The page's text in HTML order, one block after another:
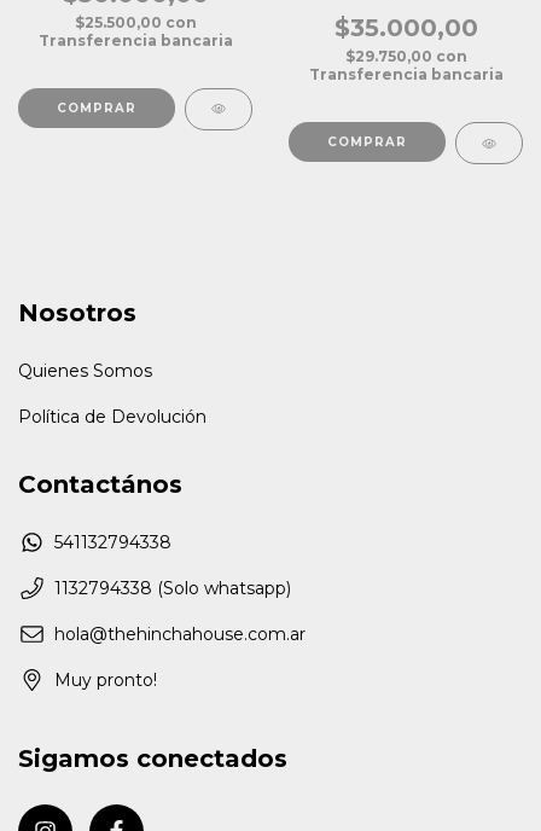
$25.500,00 con
Transferencia bancaria
$35.000,00
$29.750,00 con
Transferencia bancaria
Nosotros
Quienes Somos
Política de Devolución
Contactános
541132794338
1132794338 (Solo whatsapp)
hola@thehinchahouse.com.ar
Muy pronto!
Sigamos conectados